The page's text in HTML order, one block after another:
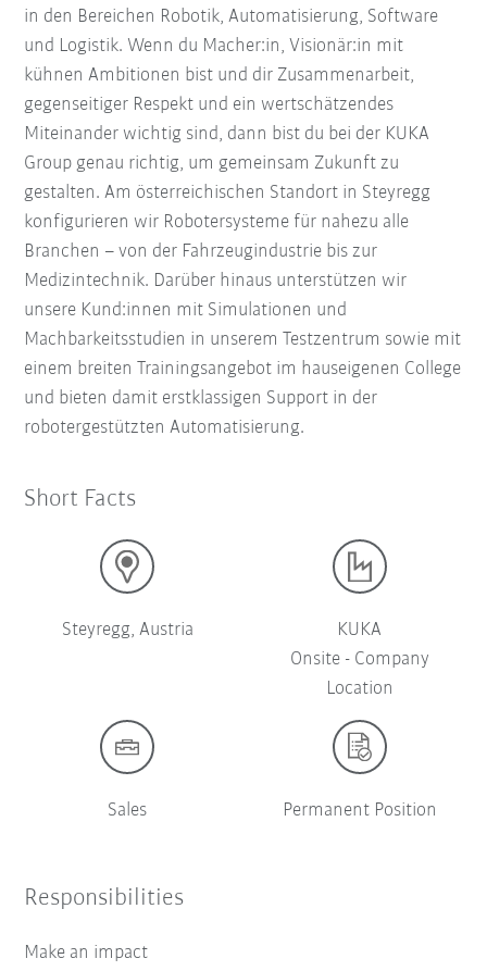
in den Bereichen Robotik, Automatisierung, Software
und Logistik. Wenn du Macher:in, Visionär:in mit
kühnen Ambitionen bist und dir Zusammenarbeit,
gegenseitiger Respekt und ein wertschätzendes
Miteinander wichtig sind, dann bist du bei der KUKA
Group genau richtig, um gemeinsam Zukunft zu
gestalten. Am österreichischen Standort in Steyregg
konfigurieren wir Robotersysteme für nahezu alle
Branchen – von der Fahrzeugindustrie bis zur
Medizintechnik. Darüber hinaus unterstützen wir
unsere Kund:innen mit Simulationen und
Machbarkeitsstudien in unserem Testzentrum sowie mit
einem breiten Trainingsangebot im hauseigenen College
und bieten damit erstklassigen Support in der
robotergestützten Automatisierung.
Short Facts
Steyregg, Austria
KUKA
Onsite - Company
Location
Sales Permanent Position
Responsibilities
Make an impact